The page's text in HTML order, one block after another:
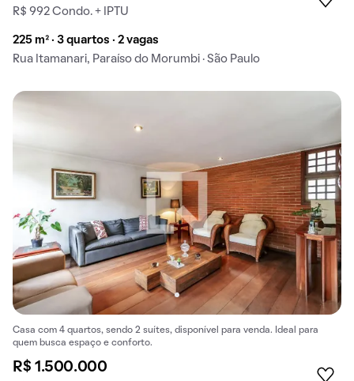
R$ 992 Condo. + IPTU
225 m² · 3 quartos · 2 vagas
Rua Itamanari, Paraíso do Morumbi · São Paulo
Casa com 4 quartos, sendo 2 suítes, disponível para venda. Ideal para
quem busca espaço e conforto.
R$ 1.500.000